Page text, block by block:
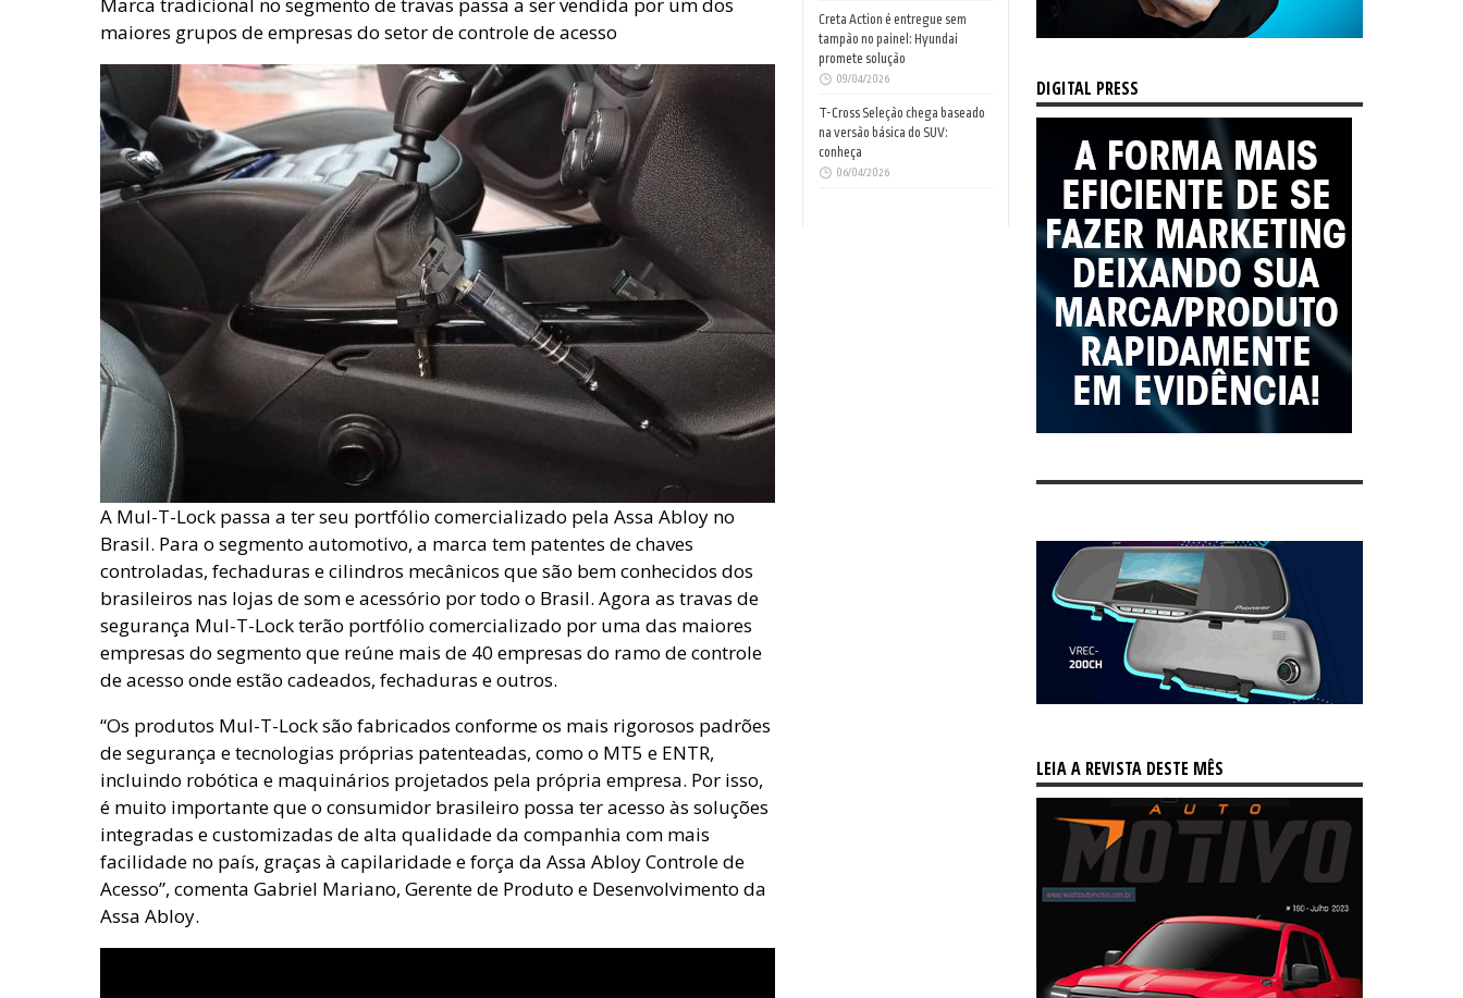
maiores grupos de empresas do setor de controle de acesso
A Mul-T-Lock passa a ter seu portfólio comercializado pela Assa Abloy no
Brasil. Para o segmento automotivo, a marca tem patentes de chaves
controladas, fechaduras e cilindros mecânicos que são bem conhecidos dos
brasileiros nas lojas de som e acessório por todo o Brasil. Agora as travas de
segurança Mul-T-Lock terão portfólio comercializado por uma das maiores
empresas do segmento que reúne mais de 40 empresas do ramo de controle
de acesso onde estão cadeados, fechaduras e outros.
“Os produtos Mul-T-Lock são fabricados conforme os mais rigorosos padrões
de segurança e tecnologias próprias patenteadas, como o MT5 e ENTR,
incluindo robótica e maquinários projetados pela própria empresa. Por isso,
é muito importante que o consumidor brasileiro possa ter acesso às soluções
integradas e customizadas de alta qualidade da companhia com mais
facilidade no país, graças à capilaridade e força da Assa Abloy Controle de
Acesso”, comenta Gabriel Mariano, Gerente de Produto e Desenvolvimento da
Assa Abloy.
Creta Action é entregue sem
tampão no painel: Hyundai
promete solução
09/04/2026
T-Cross Seleção chega baseado
na versão básica do SUV:
conheça
06/04/2026
DIGITAL PRESS
LEIA A REVISTA DESTE MÊS